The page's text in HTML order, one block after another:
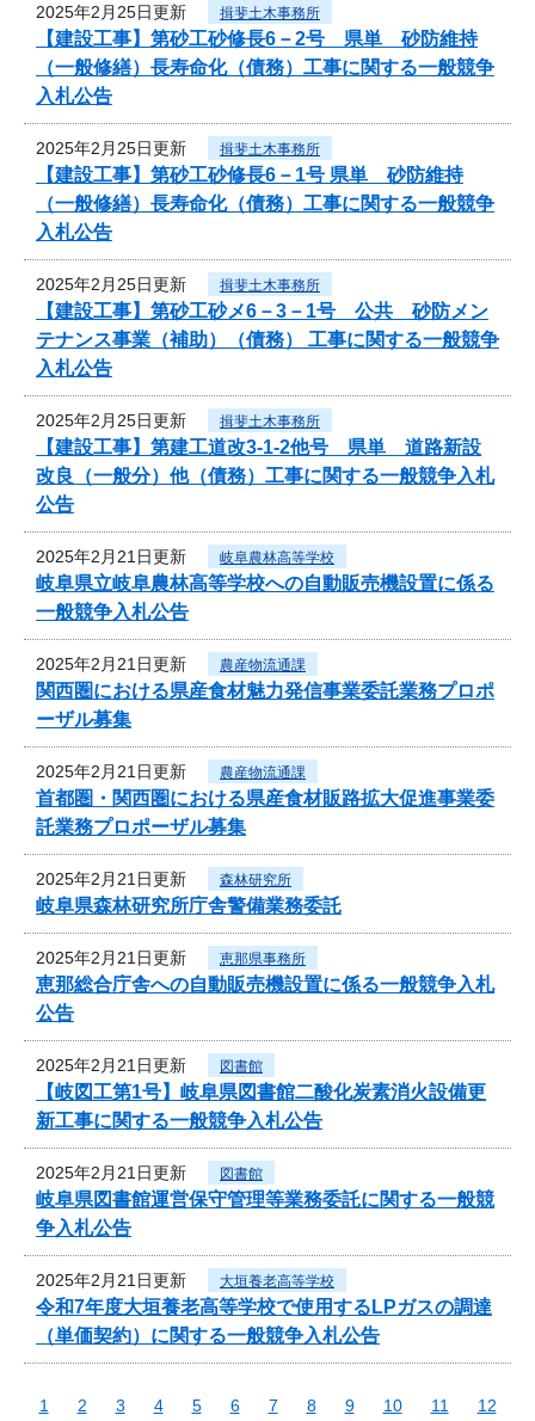
2025年2月25日更新 揖斐土木事務所
【建設工事】第砂工砂修長6－2号 県単 砂防維持
（一般修繕）長寿命化（債務）工事に関する一般競争
入札公告
2025年2月25日更新 揖斐土木事務所
【建設工事】第砂工砂修長6－1号 県単 砂防維持
（一般修繕）長寿命化（債務）工事に関する一般競争
入札公告
2025年2月25日更新 揖斐土木事務所
【建設工事】第砂工砂メ6－3－1号 公共 砂防メン
テナンス事業（補助）（債務） 工事に関する一般競争
入札公告
2025年2月25日更新 揖斐土木事務所
【建設工事】第建工道改3-1-2他号 県単 道路新設
改良（一般分）他（債務）工事に関する一般競争入札
公告
2025年2月21日更新 岐阜農林高等学校
岐阜県立岐阜農林高等学校への自動販売機設置に係る
一般競争入札公告
2025年2月21日更新 農産物流通課
関西圏における県産食材魅力発信事業委託業務プロポ
ーザル募集
2025年2月21日更新 農産物流通課
首都圏・関西圏における県産食材販路拡大促進事業委
託業務プロポーザル募集
2025年2月21日更新 森林研究所
岐阜県森林研究所庁舎警備業務委託
2025年2月21日更新 恵那県事務所
恵那総合庁舎への自動販売機設置に係る一般競争入札
公告
2025年2月21日更新 図書館
【岐図工第1号】岐阜県図書館二酸化炭素消火設備更
新工事に関する一般競争入札公告
2025年2月21日更新 図書館
岐阜県図書館運営保守管理等業務委託に関する一般競
争入札公告
2025年2月21日更新 大垣養老高等学校
令和7年度大垣養老高等学校で使用するLPガスの調達
（単価契約）に関する一般競争入札公告
1 2 3 4 5 6 7 8 9 10 11
12